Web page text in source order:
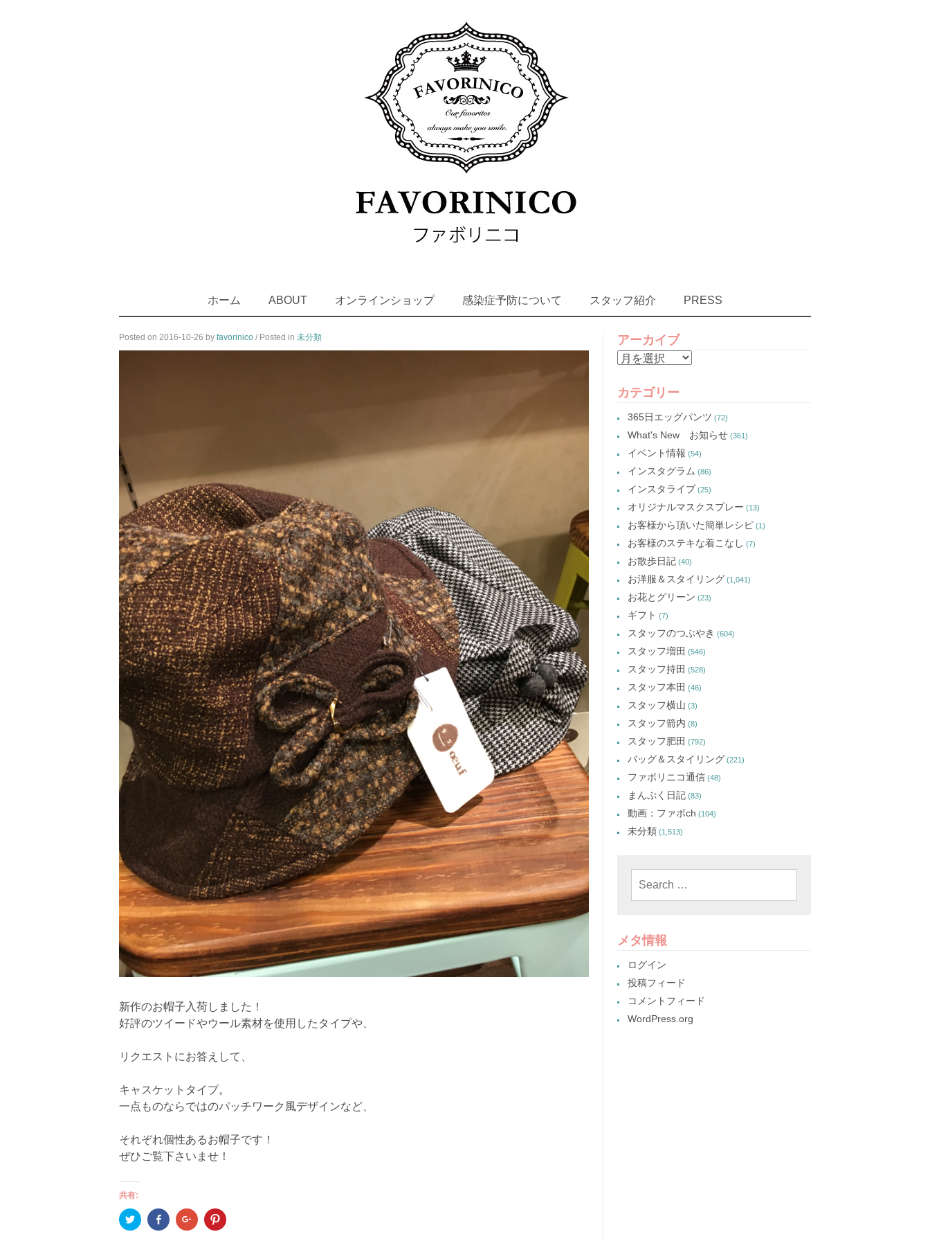
SKIP
TO
ホーム ABOUT オンラインショップ 感染症予防について スタッフ紹介 PRESS
Posted on 2016-10-26 by favorinico / Posted in 未分類
新作のお帽子入荷しました！
好評のツイードやウール素材を使用したタイプや、
リクエストにお答えして、
キャスケットタイプ。
一点ものならではのパッチワーク風デザインなど、
それぞれ個性あるお帽子です！
ぜひご覧下さいませ！
共有:
ク
リ
Facebook
で
ク
リ
ク
リ
アーカイブ
ア
カ
カテゴリー
365日エッグパンツ (72)
What's New お知らせ (361)
イベント情報 (54)
インスタグラム (86)
インスタライブ (25)
オリジナルマスクスプレー (13)
お客様から頂いた簡単レシピ (1)
お客様のステキな着こなし (7)
お散歩日記 (40)
お洋服＆スタイリング (1,041)
お花とグリーン (23)
ギフト (7)
スタッフのつぶやき (604)
スタッフ増田 (546)
スタッフ持田 (528)
スタッフ本田 (46)
スタッフ横山 (3)
スタッフ箭内 (8)
スタッフ肥田 (792)
バッグ＆スタイリング (221)
ファボリニコ通信 (48)
まんぷく日記 (83)
動画：ファボch (104)
未分類 (1,513)
メタ情報
ログイン
投稿フィード
コメントフィード
WordPress.org